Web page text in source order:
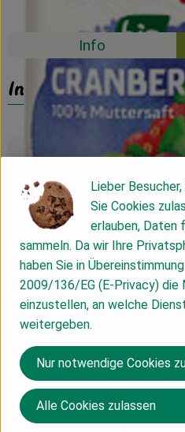
Info
Info
Produktinformationen
Nährwert-Info
Produktdatenblatt
Herkunft
Deutschland
Voelkel
Lieber
Sie Cookies
erlauben, Daten
sammeln. Da wir Ihre
haben Sie in
2009/136/EG (E-Privacy) die
einzustellen, an welche
weitergeben.
Nur notwendige Cookies
Alle Cookies zulassen